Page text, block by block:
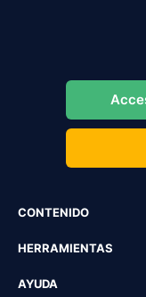
CONTENIDO
HERRAMIENTAS
AYUDA